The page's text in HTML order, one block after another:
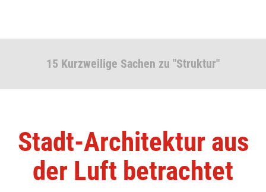
15 Kurzweilige Sachen zu "Struktur"
Stadt-Architektur aus
der Luft betrachtet